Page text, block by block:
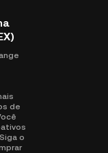
de
o